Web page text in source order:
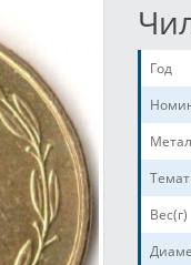
Год
Вес(г)